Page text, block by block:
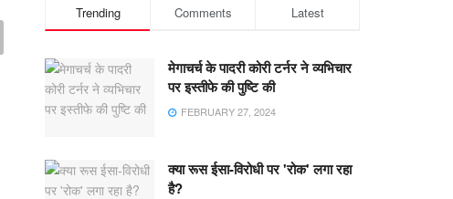
Trending Comments Latest
मेगाचर्च के पादरी कोरी टर्नर ने व्यभिचार
पर इस्तीफे की पुष्टि की
FEBRUARY 27, 2024
क्या रूस ईसा-विरोधी पर 'रोक' लगा रहा
है?